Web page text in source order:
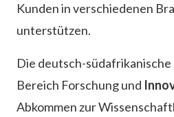
Kunden in verschiedenen
unterstützen.
Die deutsch-
Bereich Forschung und
Abkommen zur